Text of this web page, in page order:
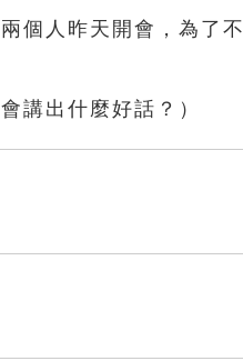
個人昨天開會，為了不
講出什麼好話？）